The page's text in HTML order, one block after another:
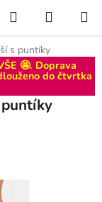
Hledat
KOŠÍK
s puntíky
🤩. Doprava
do čtvrtka